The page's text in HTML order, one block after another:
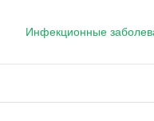
Инфекционные